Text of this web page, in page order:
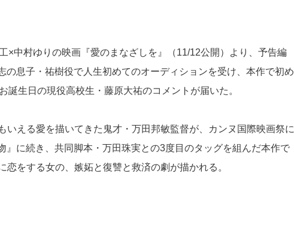
×中村ゆりの映画『愛のまなざしを』（11/12公開）より、予告編
の息子・祐樹役で人生初めてのオーディションを受け、本作で初め
生日の現役高校生・藤原大祐のコメントが届いた。
いえる愛を描いてきた鬼才・万田邦敏監督が、カンヌ国際映画祭に
に続き、共同脚本・万田珠実との3度目のタッグを組んだ本作で
をする女の、嫉妬と復讐と救済の劇が描かれる。